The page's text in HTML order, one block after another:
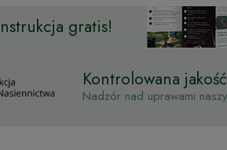
gratis!
Kontrolowana
Nadzór nad uprawami